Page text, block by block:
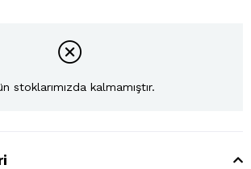
stoklarımızda kalmamıştır.